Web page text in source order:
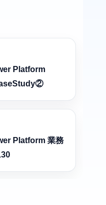
Platform
Platform 業務